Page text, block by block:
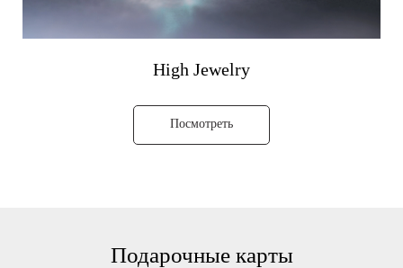
High Jewelry
Посмотреть
Подарочные карты